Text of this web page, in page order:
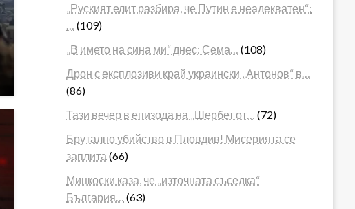
„Руският елит разбира, че Путин е неадекватен“:
(109)
„В името на сина ми“ днес: Сема…
(108)
Дрон с експлозиви край украински „Антонов“ в…
(86)
Тази вечер в епизода на „Шербет от…
(72)
Брутално убийство в Пловдив! Мисерията се
заплита (66)
Мицкоски каза, че „източната съседка“
България…
(63)